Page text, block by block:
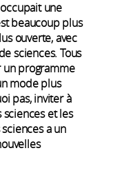
une
beaucoup plus
ouverte, avec
sciences. Tous
programme
mode plus
pas, inviter à
et les
a un